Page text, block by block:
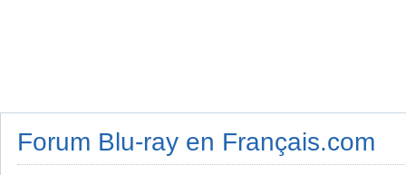
Forum Blu-ray en Français.com